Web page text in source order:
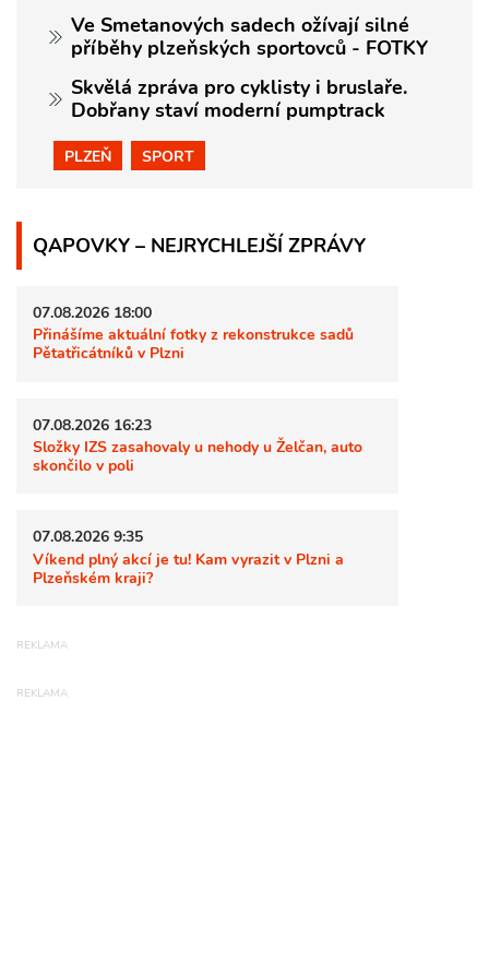
Ve Smetanových sadech ožívají silné
příběhy plzeňských sportovců - FOTKY
Skvělá zpráva pro cyklisty i bruslaře.
Dobřany staví moderní pumptrack
PLZEŇ SPORT
QAPOVKY – NEJRYCHLEJŠÍ ZPRÁVY
07.08.2026 18:00
Přinášíme aktuální fotky z rekonstrukce sadů
Pětatřicátníků v Plzni
07.08.2026 16:23
Složky IZS zasahovaly u nehody u Želčan, auto
skončilo v poli
07.08.2026 9:35
Víkend plný akcí je tu! Kam vyrazit v Plzni a
Plzeňském kraji?